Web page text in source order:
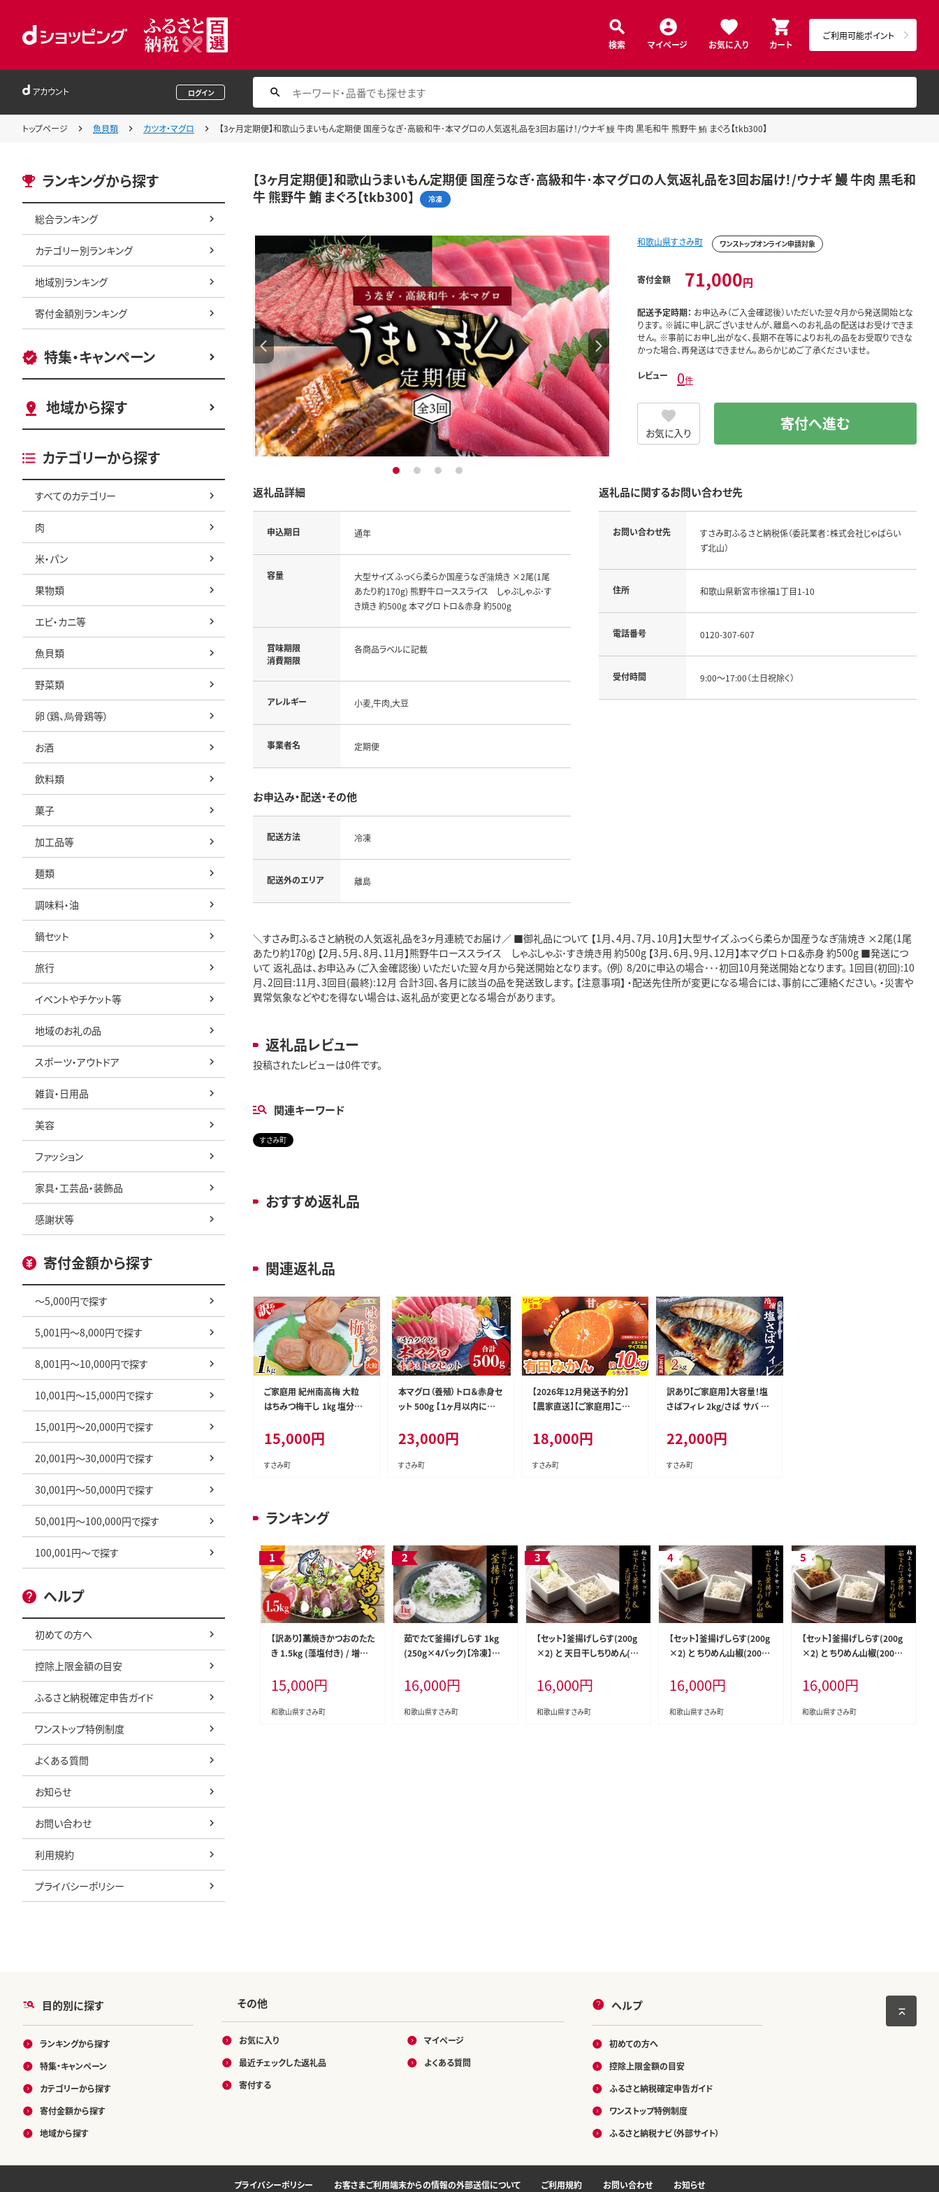
検索 マイページ お気に入り カート
ご利用可能ポイント
アカウント ログイン
トップページ 魚貝類 カツオ・マグロ 【3ヶ月定期便】和歌山うまいもん定期便 国産うなぎ･高級和牛･本マグロの人気返礼品を3回お届け！/ウナギ 鰻 牛肉 黒毛和牛 熊野牛 鮪 まぐろ【tkb300】
ランキングから探す
総合ランキング
カテゴリー別ランキング
地域別ランキング
寄付金額別ランキング
特集・キャンペーン
地域から探す
カテゴリーから探す
すべてのカテゴリー
肉
米・パン
果物類
エビ・カニ等
魚貝類
野菜類
卵（鶏、烏骨鶏等）
お酒
飲料類
菓子
加工品等
麺類
調味料・油
鍋セット
旅行
イベントやチケット等
地域のお礼の品
スポーツ・アウトドア
雑貨・日用品
美容
ファッション
家具・工芸品・装飾品
感謝状等
寄付金額から探す
～5,000円で探す
5,001円～8,000円で探す
8,001円～10,000円で探す
10,001円～15,000円で探す
15,001円～20,000円で探す
20,001円～30,000円で探す
30,001円～50,000円で探す
50,001円～100,000円で探す
100,001円～で探す
ヘルプ
初めての方へ
控除上限金額の目安
ふるさと納税確定申告ガイド
ワンストップ特例制度
よくある質問
お知らせ
お問い合わせ
利用規約
プライバシーポリシー
【3ヶ月定期便】和歌山うまいもん定期便 国産うなぎ･高級和牛･本マグロの人気返礼品を3回お届け！/ウナギ 鰻 牛肉 黒毛和
牛 熊野牛 鮪 まぐろ【tkb300】
冷凍
1 2 3 4
和歌山県すさみ町 ワンストップオンライン申請対象
寄付金額 71,000円
配送予定時期： お申込み（ご入金確認後）いただいた翌々月から発送開始とな
ります。 ※誠に申し訳ございませんが、離島へのお礼品の配送はお受けできま
せん。 ※事前にお申し出がなく、長期不在等によりお礼の品をお受取りできな
かった場合、再発送はできません。あらかじめご了承くださいませ。
レビュー 0件
お気に入り 寄付へ進む
返礼品詳細
申込期日 通年
容量
大型サイズ ふっくら柔らか国産うなぎ蒲焼き ×2尾(1尾
あたり約170g) 熊野牛ローススライス しゃぶしゃぶ･す
き焼き 約500g 本マグロ トロ＆赤身 約500g
賞味期限
消費期限
各商品ラベルに記載
アレルギー 小麦,牛肉,大豆
事業者名 定期便
お申込み・配送・その他
配送方法 冷凍
配送外のエリア 離島
返礼品に関するお問い合わせ先
お問い合わせ先
すさみ町ふるさと納税係（委託業者：株式会社じゃばらい
ず北山）
住所 和歌山県新宮市徐福1丁目1-10
電話番号 0120-307-607
受付時間 9:00～17:00（土日祝除く）
＼すさみ町ふるさと納税の人気返礼品を3ヶ月連続でお届け／ ■御礼品について 【1月､4月､7月､10月】大型サイズ ふっくら柔らか国産うなぎ蒲焼き ×2尾(1尾
あたり約170g) 【2月､5月､8月､11月】熊野牛ローススライス しゃぶしゃぶ･すき焼き用 約500g 【3月､6月､9月､12月】本マグロ トロ＆赤身 約500g ■発送につ
いて 返礼品は、お申込み（ご入金確認後）いただいた翌々月から発送開始となります。 （例） 8/20に申込の場合･･･初回10月発送開始となります。 1回目(初回):10
月、2回目:11月、3回目(最終):12月 合計3回、各月に該当の品を発送致します。 【注意事項】 ・配送先住所が変更になる場合には、事前にご連絡ください。 ・災害や
異常気象などやむを得ない場合は、返礼品が変更となる場合があります。
返礼品レビュー
投稿されたレビューは0件です。
関連キーワード
すさみ町
おすすめ返礼品
関連返礼品
ご家庭用 紀州南高梅 大粒
はちみつ梅干し 1㎏ 塩分約
梅干し うめ ウメ ハチミツ す
さみ町 within2025【khs11
8】
15,000円
すさみ町
本マグロ（養殖）トロ＆赤身セ
ット 500g 【１ヶ月以内に順
トロ 中とろ まぐろ マグロ 鮪
刺身 赤身 柵 じゃばらまぐろ
本マグロ 本鮪【nks110D】
23,000円
すさみ町
【2026年12月発送予約分】
【農家直送】【ご家庭用】こだ
150g(傷み補償分) 有機質肥
料100% サイズ混合 ※北
海道・沖縄・離島配送不可【n
18,000円
すさみ町
訳あり【ご家庭用】大容量！塩
さばフィレ 2kg/さば サバ 鯖
焼き魚 おかず【uot762B】
22,000円
すさみ町
ランキング
【訳あり】藁焼きかつおのたた
き 1.5kg (藻塩付き) / 増量
オのたたき 鰹のたたき 丼 刺
身【nks106A】
15,000円
和歌山県すさみ町
茹でたて釜揚げしらす 1kg
(250g×4パック)【冷凍】無
釜揚げ 小分け 冷凍【mar10
16,000円
和歌山県すさみ町
【セット】釜揚げしらす(200g
×2) と 天日干しちりめん(20
色 しらす シラス 釜揚げ 小
分け 冷蔵 ちりめん【mar10
5】
16,000円
和歌山県すさみ町
【セット】釜揚げしらす(200g
×2) と ちりめん山椒(200g
しらす シラス 釜揚げ 小分け
冷蔵 ちりめん【mar107】
16,000円
和歌山県すさみ町
【セット】釜揚げしらす(200g
×2) と ちりめん山椒(200g
しらす シラス 釜揚げ 小分け
冷凍 ちりめん【mar106】
16,000円
和歌山県すさみ町
目的別に探す
ランキングから探す
特集・キャンペーン
カテゴリーから探す
寄付金額から探す
地域から探す
その他
お気に入り
最近チェックした返礼品
寄付する
マイページ
よくある質問
ヘルプ
初めての方へ
控除上限金額の目安
ふるさと納税確定申告ガイド
ワンストップ特例制度
ふるさと納税ナビ（外部サイト）
プライバシーポリシー お客さまご利用端末からの情報の外部送信について ご利用規約 お問い合わせ お知らせ